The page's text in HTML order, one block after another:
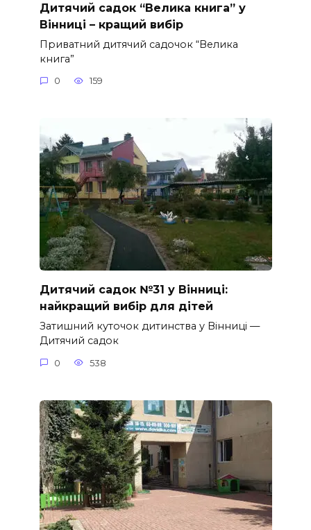
Дитячий садок “Велика книга” у
Вінниці – кращий вибір
Приватний дитячий садочок “Велика
книга”
0 159
Дитячий садок №31 у Вінниці:
найкращий вибір для дітей
Затишний куточок дитинства у Вінниці —
Дитячий садок
0 538